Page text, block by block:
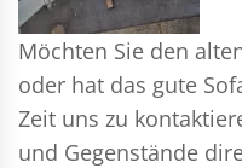
Möchten Sie den
oder hat das gute
Zeit uns zu
und Gegenstände